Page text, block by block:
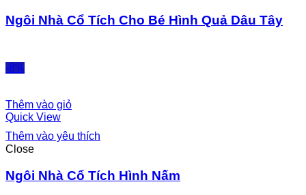
Ngôi Nhà Cổ Tích Cho Bé Hình Quả Dâu Tây
-8%
Thêm vào giỏ
Quick View
Thêm vào yêu thích
Close
Ngôi Nhà Cổ Tích Hình Nấm